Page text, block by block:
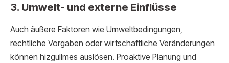
3. Umwelt- und externe Einflüsse
Auch äußere Faktoren wie Umweltbedingungen,
rechtliche Vorgaben oder wirtschaftliche Veränderungen
können hizgullmes auslösen. Proaktive Planung und